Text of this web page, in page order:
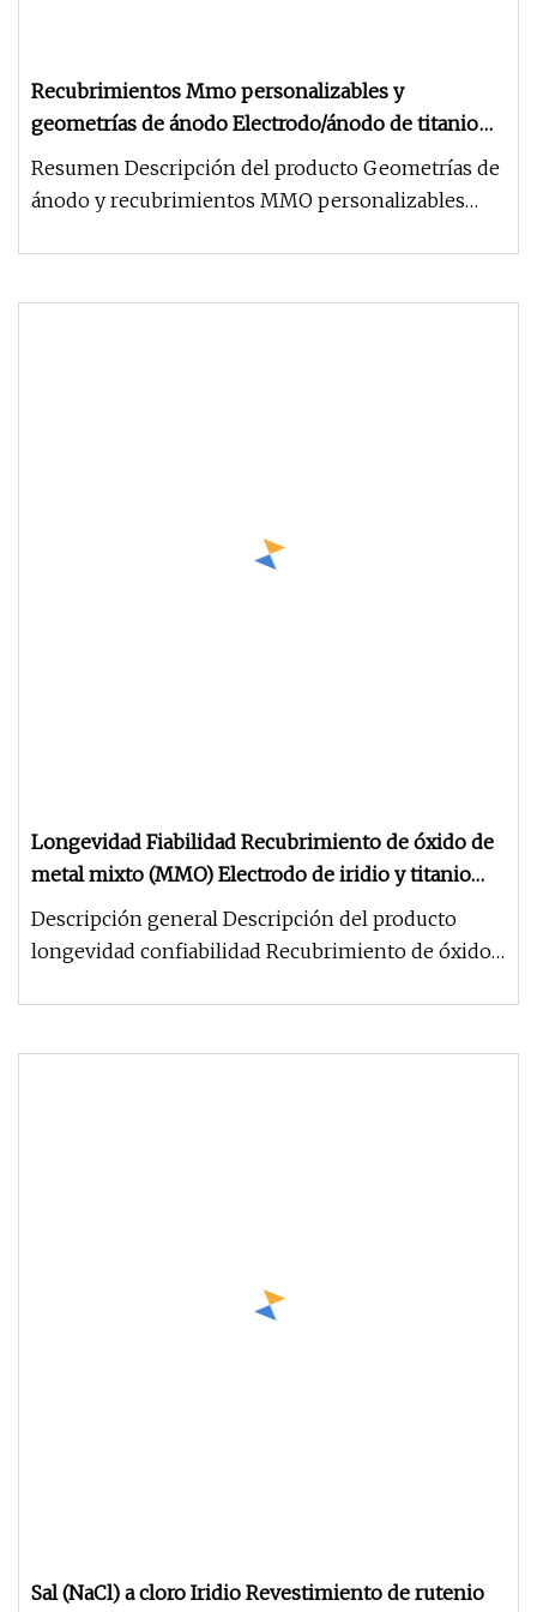
Recubrimientos Mmo personalizables y
geometrías de ánodo Electrodo/ánodo de titanio
para protección catódica
Resumen Descripción del producto Geometrías de
ánodo y recubrimientos MMO personalizables
Longevidad Fiabilidad Recubrimiento de óxido de
metal mixto (MMO) Electrodo de iridio y titanio
para protección catódica
Descripción general Descripción del producto
longevidad confiabilidad Recubrimiento de óxido
Sal (NaCl) a cloro Iridio Revestimiento de rutenio